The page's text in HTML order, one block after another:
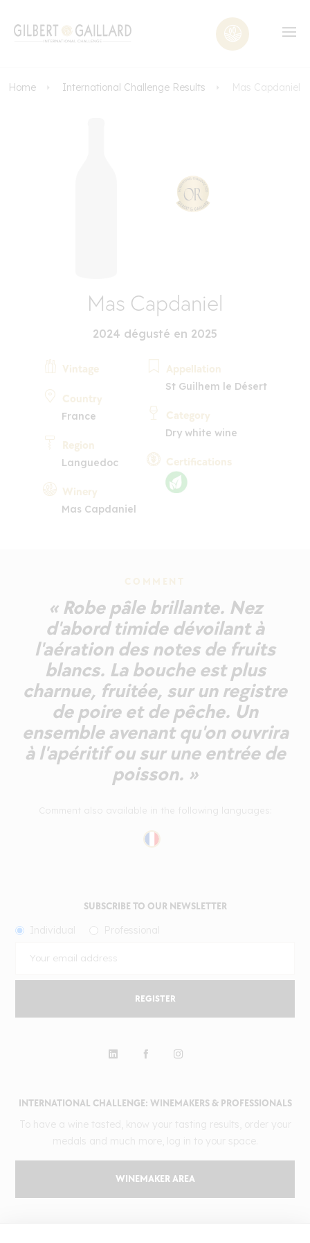
Home International Challenge Results Mas Capdaniel
Mas Capdaniel
2024 dégusté en 2025
Vintage
Country
France
Region
Languedoc
Winery
Mas Capdaniel
Appellation
St Guilhem le Désert
Category
Dry white wine
Certifications
COMMENT
« Robe pâle brillante. Nez
d'abord timide dévoilant à
l'aération des notes de fruits
blancs. La bouche est plus
charnue, fruitée, sur un registre
de poire et de pêche. Un
ensemble avenant qu'on ouvrira
à l'apéritif ou sur une entrée de
poisson. »
INTERNATIONAL CHALLENGE: WINEMAKERS & PROFESSIONALS
WINEMAKER AREA
SUBSCRIBE TO OUR NEWSLETTER
REGISTER